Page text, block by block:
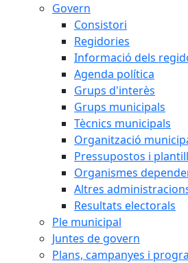
Govern
Consistori
Regidories
Informació dels
Agenda política
Grups d'interès
Grups municipals
Tècnics municipals
Organització
Pressupostos i
Organismes
Altres
Resultats electorals
Ple municipal
Juntes de govern
Plans, campanyes i